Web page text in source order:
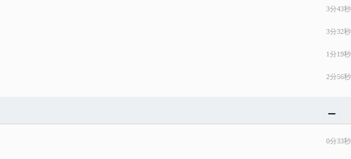
3分43秒
3分32秒
1分19秒
2分56秒
0分33秒